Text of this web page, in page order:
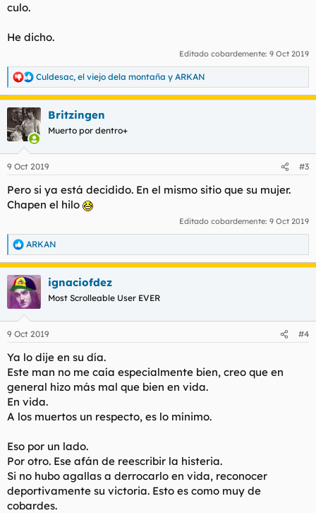
culo.
He dicho.
Editado cobardemente: 9 Oct 2019
R
e
a
c
c
i
e
:
Culdesac, el viejo dela montaña y ARKAN
Britzingen
Muerto por dentro+
9 Oct 2019 #3
Pero si ya está decidido. En el mismo sitio que su mujer.
Chapen el hilo
Editado cobardemente: 9 Oct 2019
R
e
a
c
c
i
e
:
ARKAN
ignaciofdez
Most Scrolleable User EVER
9 Oct 2019 #4
Ya lo dije en su día.
Este man no me caía especialmente bien, creo que en
general hizo más mal que bien en vida.
En vida.
A los muertos un respecto, es lo mínimo.
Eso por un lado.
Por otro. Ese afán de reescribir la histeria.
Si no hubo agallas a derrocarlo en vida, reconocer
deportivamente su victoria. Esto es como muy de
cobardes.